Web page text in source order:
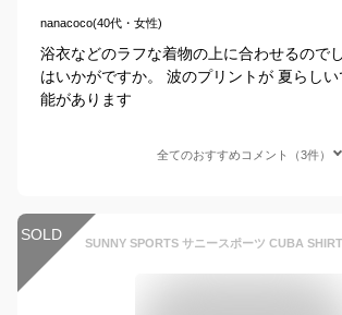
nanacoco(40代・女性)
浴衣などのラフな着物の上に合わせるので
はいかがですか。 波のプリントが 夏らし
能があります
全てのおすすめコメント（3件）
SOLD